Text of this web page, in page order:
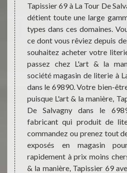
vos
& la
de
Elle
et
ses
de
Tapissier 69 à La Tour De
détient toute une large
types dans ces domaines.
ce dont vous rêviez depuis
souhaitez acheter votre
passez chez L'art & la
société magasin de literie à
dans le 69890. Votre bien-
puisque L'art & la manière,
De Salvagny dans le
fabricant qui produit de
commandez ou prenez tout
exposés en magasin
rapidement à prix moins
& la manière, Tapissier 69